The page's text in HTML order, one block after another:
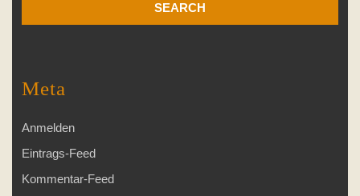
Meta
Anmelden
Eintrags-Feed
Kommentar-Feed